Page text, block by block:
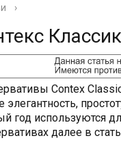
›
Классик
Contex
элегантность,
год используются
далее в